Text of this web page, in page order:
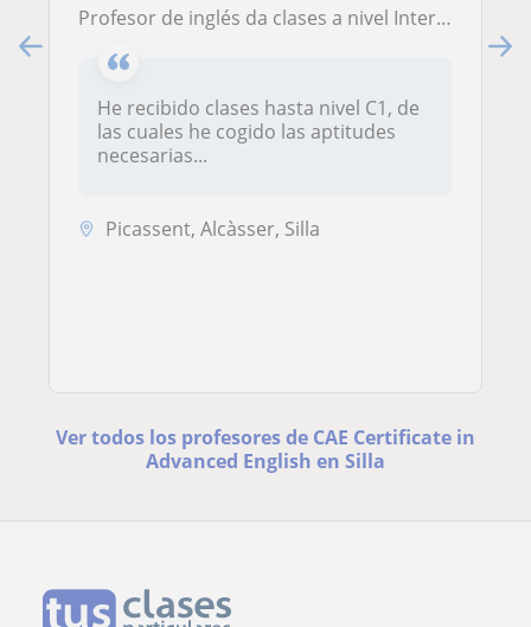
Profesor de inglés da clases a nivel Intermedio a domicilio
He recibido clases hasta nivel C1, de
las cuales he cogido las aptitudes
necesarias...
Picassent, Alcàsser, Silla
Ver todos los profesores de CAE Certificate in
Advanced English en Silla